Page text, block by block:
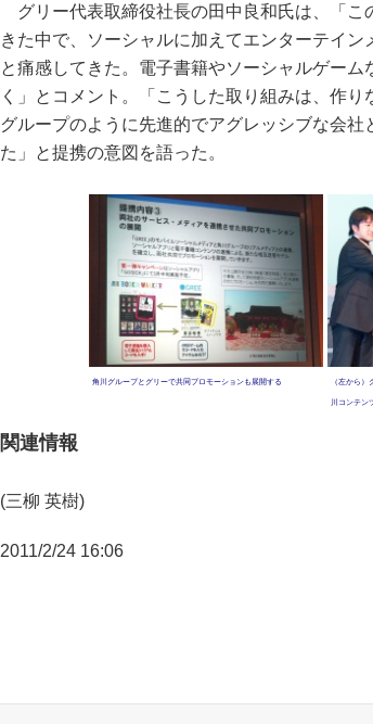
グリー代表取締役社長の田中良和氏は、「こ
きた中で、ソーシャルに加えてエンターテイ
と痛感してきた。電子書籍やソーシャルゲー
く」とコメント。「こうした取り組みは、作り
グループのように先進的でアグレッシブな会社
た」と提携の意図を語った。
角川グループとグリーで共同プロモーションも展開する （左から
川コンテン
関連情報
(三柳 英樹)
2011/2/24 16:06